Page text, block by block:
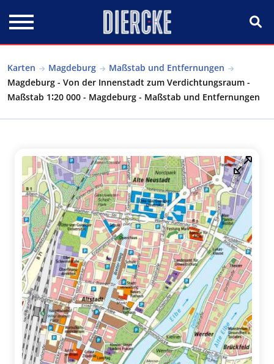
Karten Magdeburg
Maßstab und Entfernungen
Magdeburg - Von der Innenstadt zum Verdichtungsraum -
Maßstab 1∶20 000 - Magdeburg - Maßstab und Entfernungen